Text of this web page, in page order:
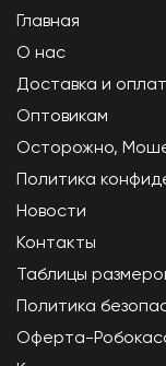
Главная
О нас
Доставка и
Оптовикам
Осторожно,
Политика
Новости
Контакты
Таблицы
Политика
Оферта-